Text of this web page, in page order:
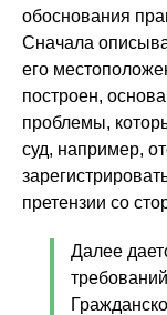
обоснования
Сначала
его
построен,
проблемы,
суд, например,
претензии со
Далее